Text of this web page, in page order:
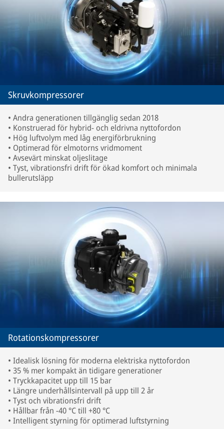
Skruvkompressorer
• Andra generationen tillgänglig sedan 2018
• Konstruerad för hybrid- och eldrivna nyttofordon
• Hög luftvolym med låg energiförbrukning
• Optimerad för elmotorns vridmoment
• Avsevärt minskat oljeslitage
• Tyst, vibrationsfri drift för ökad komfort och minimala
bullerutsläpp
Rotationskompressorer
• Idealisk lösning för moderna elektriska nyttofordon
• 35 % mer kompakt än tidigare generationer
• Tryckkapacitet upp till 15 bar
• Längre underhållsintervall på upp till 2 år
• Tyst och vibrationsfri drift
• Hållbar från -40 °C till +80 °C
• Intelligent styrning för optimerad luftstyrning